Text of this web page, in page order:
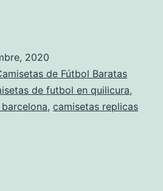
2020
de Fútbol Baratas
de futbol en quilicura,
, camisetas replicas